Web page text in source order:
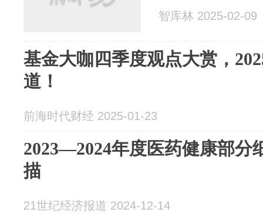
智库林 2025-02-09
基金大咖四季度观点大赏，
道！
前海时代财经 2025-01-23
2023—2024年度医药健康部分
描
21世纪经济报道 2024-12-14